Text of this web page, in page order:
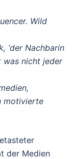
Wild
‘der Nachbarin
was nicht jeder
motivierte
der Medien